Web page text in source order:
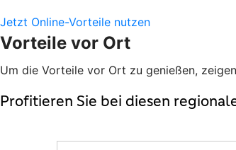
Jetzt Online-Vorteile nutzen
Vorteile vor Ort
Um die Vorteile vor Ort zu genießen,